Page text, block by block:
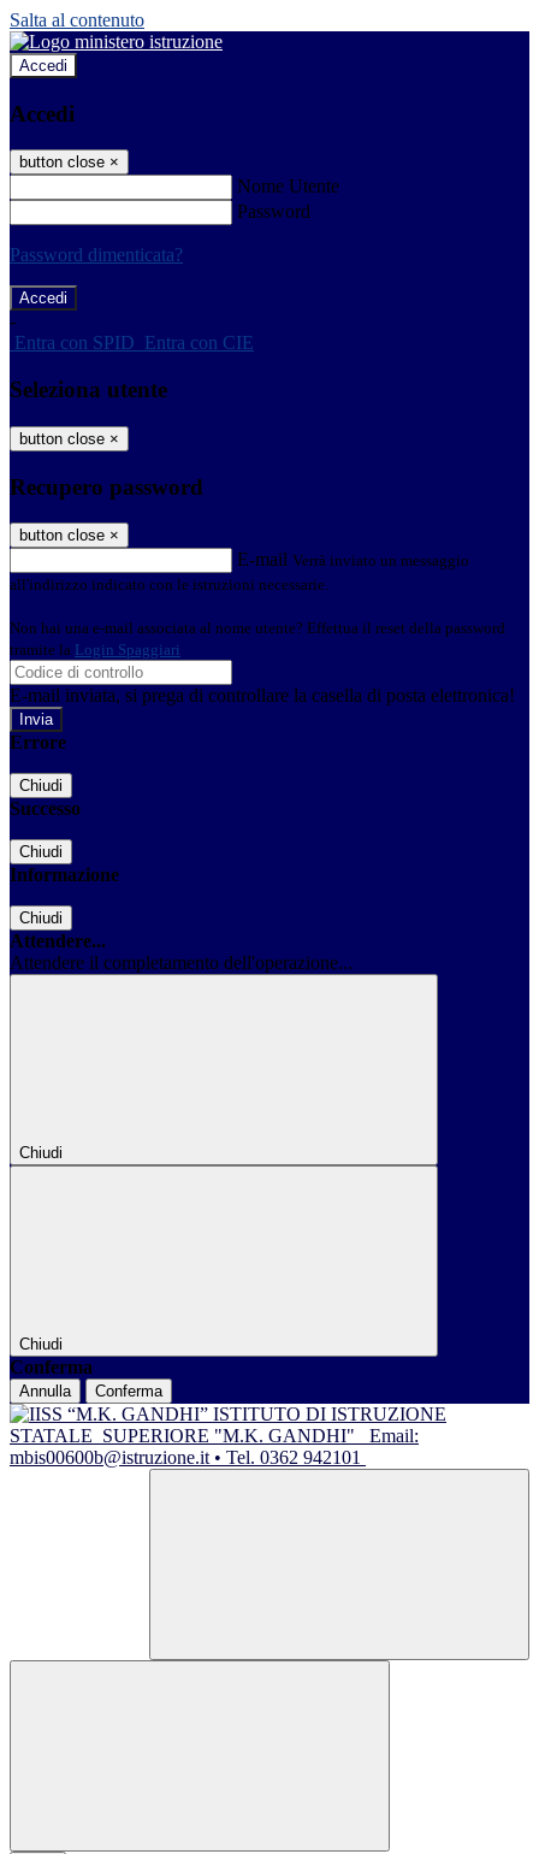
Salta al contenuto
Accedi
Accedi
button close ×
Nome Utente
Password
Password dimenticata?
-
Entra con SPID Entra con CIE
Seleziona utente
button close ×
Recupero password
button close ×
E-mail Verrà inviato un messaggio
all'indirizzo indicato con le istruzioni necessarie.
Non hai una e-mail associata al nome utente? Effettua il reset della password
tramite la Login Spaggiari
E-mail inviata, si prega di controllare la casella di posta elettronica!
Errore
Chiudi
Successo
Chiudi
Informazione
Chiudi
Attendere...
Attendere il completamento dell'operazione...
Chiudi
Chiudi
Conferma
Annulla Conferma
ISTITUTO DI ISTRUZIONE
STATALE SUPERIORE "M.K. GANDHI"
Email:
mbis00600b@istruzione.it • Tel. 0362 942101